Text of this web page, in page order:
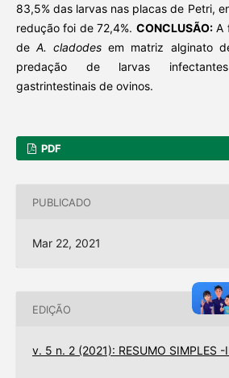
83,5% das larvas nas placas de Petri,
redução foi de 72,4%. CONCLUSÃO:A
deA. cladodes em matriz alginato
predação de larvas
gastrintestinais de ovinos.
PDF
PUBLICADO
Mar 22, 2021
EDIÇÃO
v. 5 n. 2 (2021): RESUMO SIMPLES